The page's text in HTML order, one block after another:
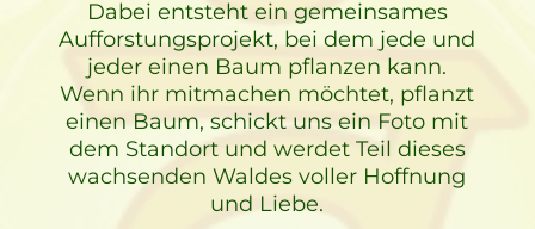
Dabei entsteht ein gemeinsames
Aufforstungsprojekt, bei dem jede und
jeder einen Baum pflanzen kann.
Wenn ihr mitmachen möchtet, pflanzt
einen Baum, schickt uns ein Foto mit
dem Standort und werdet Teil dieses
wachsenden Waldes voller Hoffnung
und Liebe.